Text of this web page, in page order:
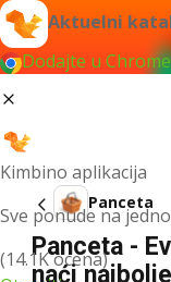
Aktuelni
Dodajte u
Kimbino aplikacija
Sve ponude na
(14.1K ocena)
Panceta
Panceta -
naći